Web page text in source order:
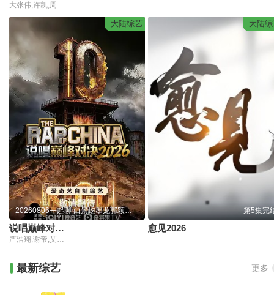
大张伟,许凯,周笔畅,彭昱畅,张真源,陈哲远
大陆综艺
20260806一起聊 白景屹墨龙郭颖探讨舞台意义
说唱巅峰对决2026
严浩翔,谢帝,艾热,派克特,功夫胖,盛宇,杨长青,刘嘉裕,米尔艾力,李斯丹妮,布瑞吉,翁杰,黄旭,杨博睿,吴嘉轩,白景屹,贰万,孙旸,李大奔,徐赢,郭颖
大陆
第5集完
愈见2026
最新综艺 更多